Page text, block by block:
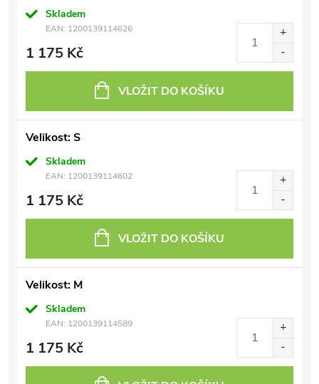
Skladem
EAN: 1200139114626
1 175 Kč
VLOŽIT DO KOŠÍKU
Velikost: S
Skladem
EAN: 1200139114602
1 175 Kč
VLOŽIT DO KOŠÍKU
Velikost: M
Skladem
EAN: 1200139114589
1 175 Kč